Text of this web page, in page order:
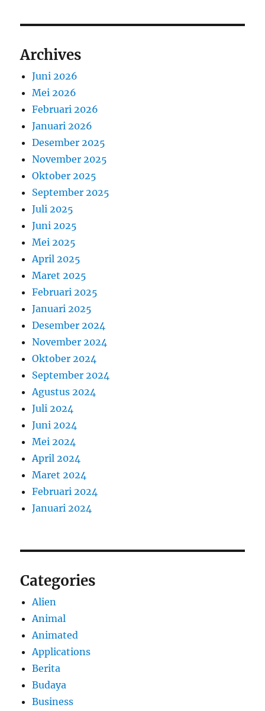
Archives
Juni 2026
Mei 2026
Februari 2026
Januari 2026
Desember 2025
November 2025
Oktober 2025
September 2025
Juli 2025
Juni 2025
Mei 2025
April 2025
Maret 2025
Februari 2025
Januari 2025
Desember 2024
November 2024
Oktober 2024
September 2024
Agustus 2024
Juli 2024
Juni 2024
Mei 2024
April 2024
Maret 2024
Februari 2024
Januari 2024
Categories
Alien
Animal
Animated
Applications
Berita
Budaya
Business